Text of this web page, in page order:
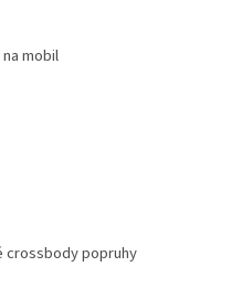
mobil
crossbody popruhy